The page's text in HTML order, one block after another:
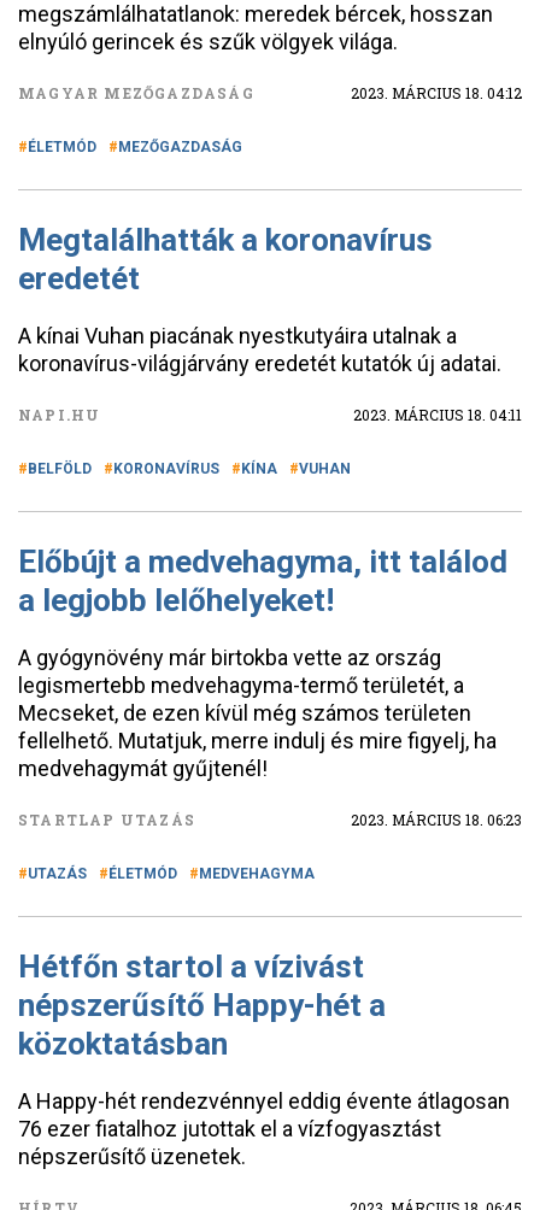
megszámlálhatatlanok: meredek bércek, hosszan
elnyúló gerincek és szűk völgyek világa.
MAGYAR MEZŐGAZDASÁG 2023. MÁRCIUS 18. 04:12
ÉLETMÓD MEZŐGAZDASÁG
Megtalálhatták a koronavírus
eredetét
A kínai Vuhan piacának nyestkutyáira utalnak a
koronavírus-világjárvány eredetét kutatók új adatai.
NAPI.HU 2023. MÁRCIUS 18. 04:11
BELFÖLD KORONAVÍRUS KÍNA VUHAN
Előbújt a medvehagyma, itt találod
a legjobb lelőhelyeket!
A gyógynövény már birtokba vette az ország
legismertebb medvehagyma-termő területét, a
Mecseket, de ezen kívül még számos területen
fellelhető. Mutatjuk, merre indulj és mire figyelj, ha
medvehagymát gyűjtenél!
STARTLAP UTAZÁS 2023. MÁRCIUS 18. 06:23
UTAZÁS ÉLETMÓD MEDVEHAGYMA
Hétfőn startol a vízivást
népszerűsítő Happy-hét a
közoktatásban
A Happy-hét rendezvénnyel eddig évente átlagosan
76 ezer fiatalhoz jutottak el a vízfogyasztást
népszerűsítő üzenetek.